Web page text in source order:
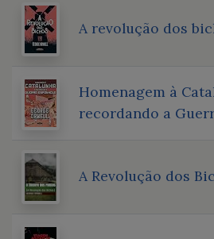
A revolução dos
Homenagem à
recordando a
A Revolução dos